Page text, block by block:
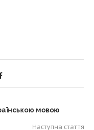
мовою
Наступна стаття